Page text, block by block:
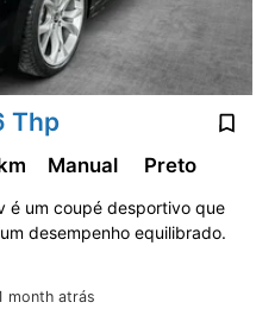
Thp
month atrás
Manual Preto
é um coupé desportivo que
desempenho equilibrado.